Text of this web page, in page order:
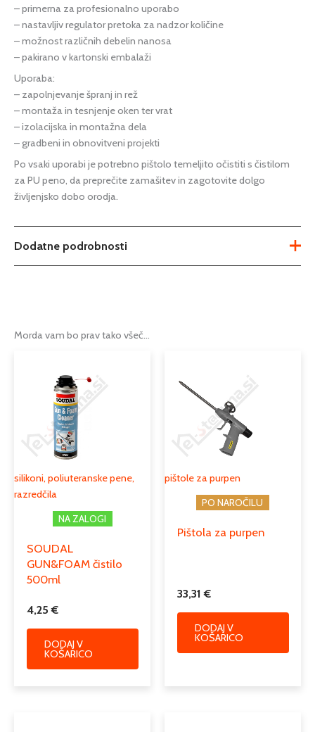
– primerna za profesionalno uporabo
– nastavljiv regulator pretoka za nadzor količine
– možnost različnih debelin nanosa
– pakirano v kartonski embalaži
Uporaba:
– zapolnjevanje špranj in rež
– montaža in tesnjenje oken ter vrat
– izolacijska in montažna dela
– gradbeni in obnovitveni projekti
Po vsaki uporabi je potrebno pištolo temeljito očistiti s čistilom
za PU peno, da preprečite zamašitev in zagotovite dolgo
življenjsko dobo orodja.
Dodatne podrobnosti
Morda vam bo prav tako všeč…
silikoni, poliuteranske pene,
razredčila
NA ZALOGI
SOUDAL
GUN&FOAM čistilo
500ml
4,25€
DODAJ V
KOŠARICO
pištole za purpen
PO NAROČILU
Pištola za purpen
33,31€
DODAJ V
KOŠARICO